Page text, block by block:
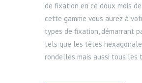
de fixation en ce doux mois
cette gamme vous aurez à
types de fixation, démarrant
tels que les têtes
rondelles mais aussi tous les